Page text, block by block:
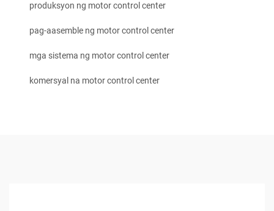
produksyon ng motor control center
pag-aasemble ng motor control center
mga sistema ng motor control center
komersyal na motor control center